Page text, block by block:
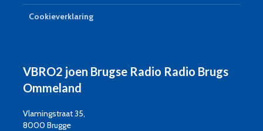
Cookieverklaring
VBRO2 joen Brugse Radio Radio Brugs
Ommeland
Vlamingstraat 35,
8000 Brugge